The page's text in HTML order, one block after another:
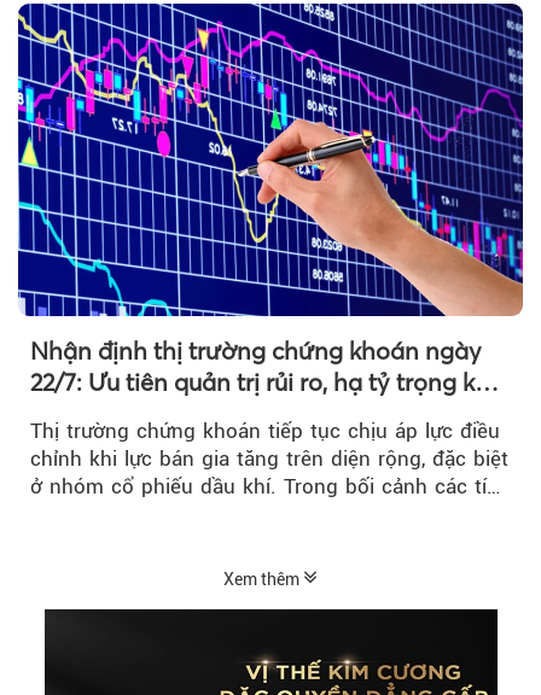
Nhận định thị trường chứng khoán ngày
22/7: Ưu tiên quản trị rủi ro, hạ tỷ trọng khi
Thị trường chứng khoán tiếp tục chịu áp lực điều
chỉnh khi lực bán gia tăng trên diện rộng, đặc biệt
ở nhóm cổ phiếu dầu khí. Trong bối cảnh các tín
Xem thêm